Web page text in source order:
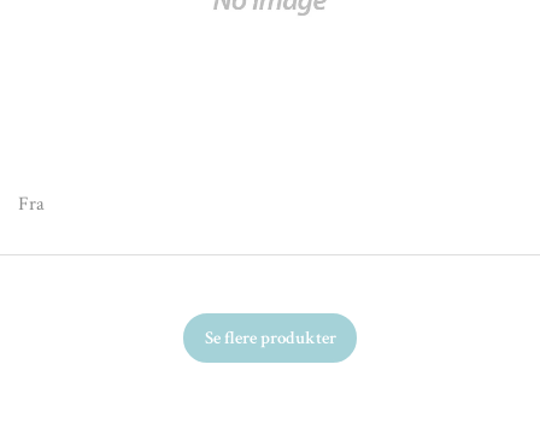
Fra
Se flere produkter